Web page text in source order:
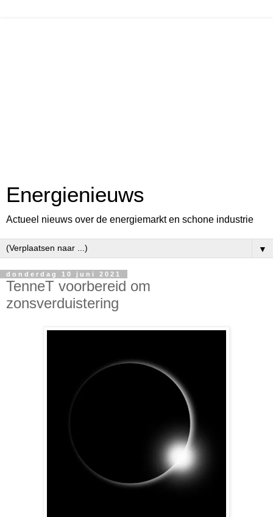
Energienieuws
Actueel nieuws over de energiemarkt en schone industrie
▼
donderdag 10 juni 2021
TenneT voorbereid om
zonsverduistering